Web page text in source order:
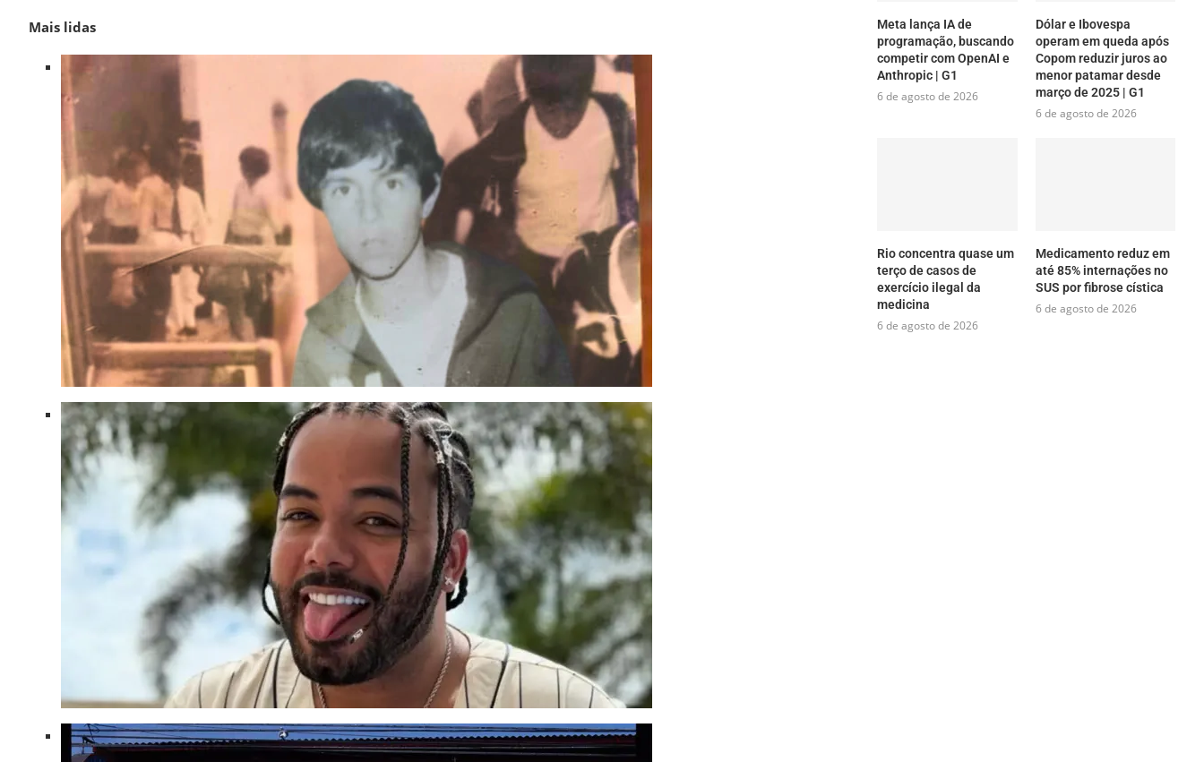
Mais lidas
Meta lança IA de
programação, buscando
competir com OpenAI e
Anthropic | G1
6 de agosto de 2026
Dólar e Ibovespa
operam em queda após
Copom reduzir juros ao
menor patamar desde
março de 2025 | G1
6 de agosto de 2026
Rio concentra quase um
terço de casos de
exercício ilegal da
medicina
6 de agosto de 2026
Medicamento reduz em
até 85% internações no
SUS por fibrose cística
6 de agosto de 2026